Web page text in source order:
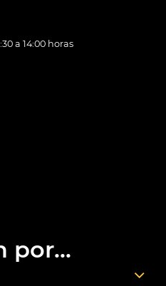
a 14:00 horas
por...